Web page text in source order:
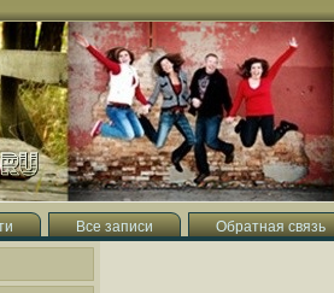
Все записи Обратная связь